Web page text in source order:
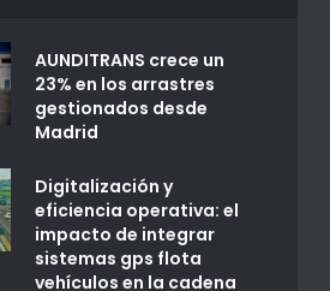
AUNDITRANS crece un
23% en los arrastres
gestionados desde
Madrid
Digitalización y
eficiencia operativa: el
impacto de integrar
sistemas gps flota
vehículos en la cadena